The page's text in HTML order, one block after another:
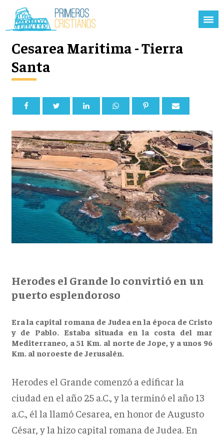
Cesarea Maritima - Tierra
Santa
Herodes el Grande lo convirtió en un
puerto esplendoroso
Era la capital romana de Judea en la época de Cristo
y de Pablo. Estaba situada en la costa del mar
Mediterraneo, a 51 Km. al norte de Jope, y a unos 96
Km. al noroeste de Jerusalén.
Herodes el Grande comenzó a edificar la
ciudad en el año 25 a.C., y la terminó el año 13
a.C., él la llamó Cesarea, en honor de Augusto
César, y la hizo capital romana de Judea. En